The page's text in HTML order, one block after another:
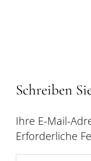
Schreiben
Ihre E-Mail-
Erforderliche